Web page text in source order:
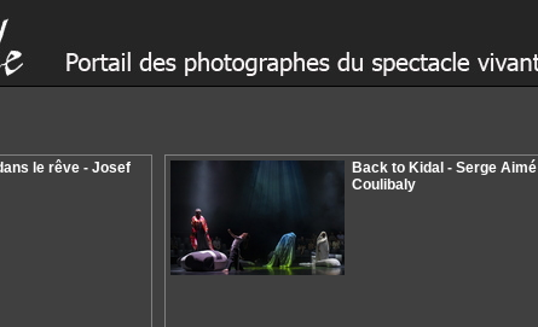
le rêve - Josef
Back to Kidal - Serge Aimé
Coulibaly